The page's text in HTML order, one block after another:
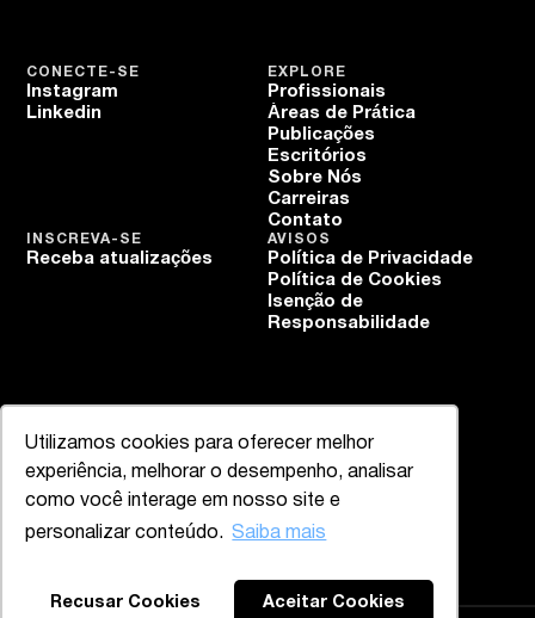
Utilizamos cookies para oferecer melhor
experiência, melhorar o desempenho, analisar
como você interage em nosso site e
personalizar conteúdo. Saiba mais
Recusar Cookies Aceitar Cookies
EXPLORE
Profissionais
Áreas de Prática
Publicações
Escritórios
Sobre Nós
Carreiras
Contato
CONECTE-SE
Instagram
Linkedin
AVISOS
Política de Privacidade
Política de Cookies
Isenção de
Responsabilidade
INSCREVA-SE
Receba atualizações